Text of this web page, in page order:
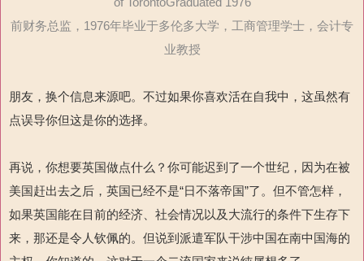
前财务总监，1976年毕业于多伦多大学，工商管理学士，会计专
业教授
朋友，换个信息来源吧。不过如果你喜欢活在自我中，这虽然有
点误导你但这是你的选择。
再说，你想要英国做点什么？你可能迟到了一个世纪，因为在被
美国赶出去之后，英国已经不是“日不落帝国”了。但不管怎样，
如果英国能在目前的经济、社会情况以及大流行的条件下生存下
来，那还是令人钦佩的。但说到派遣军队干涉中国在南中国海的